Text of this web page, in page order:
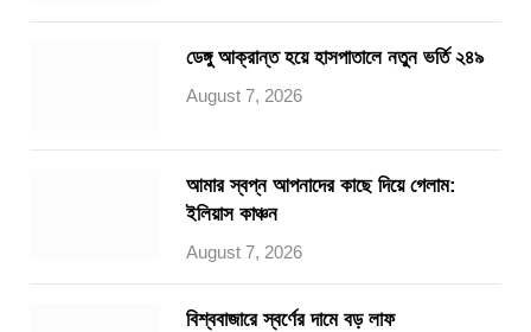
ডেঙ্গু আক্রান্ত হয়ে হাসপাতালে নতুন ভর্তি ২৪৯
August 7, 2026
আমার স্বপ্ন আপনাদের কাছে দিয়ে গেলাম:
ইলিয়াস কাঞ্চন
August 7, 2026
বিশ্ববাজারে স্বর্ণের দামে বড় লাফ